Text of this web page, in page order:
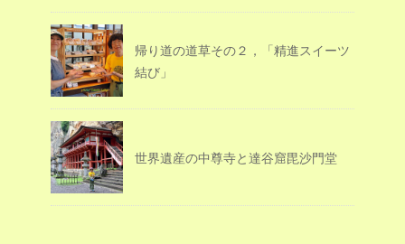
帰り道の道草その２，「精進スイーツ
結び」
世界遺産の中尊寺と達谷窟毘沙門堂